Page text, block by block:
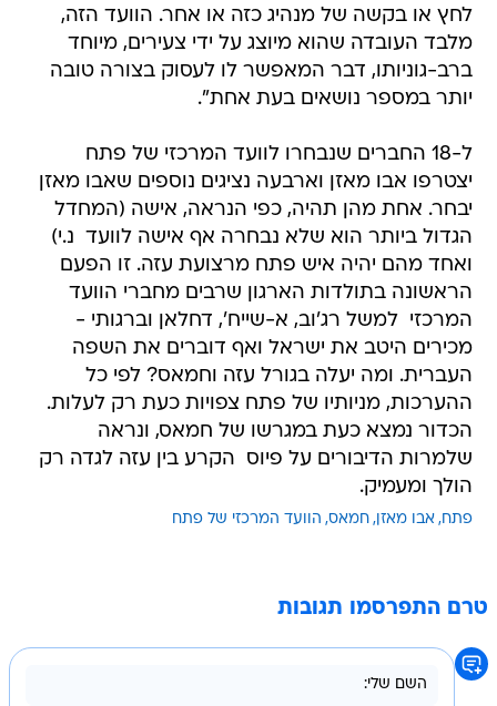
לחץ או בקשה של מנהיג כזה או אחר. הוועד הזה,
מלבד העובדה שהוא מיוצג על ידי צעירים, מיוחד
ברב-גוניותו, דבר המאפשר לו לעסוק בצורה טובה
יותר במספר נושאים בעת אחת".
ל-18 החברים שנבחרו לוועד המרכזי של פתח
יצטרפו אבו מאזן וארבעה נציגים נוספים שאבו מאזן
יבחר. אחת מהן תהיה, כפי הנראה, אישה (המחדל
הגדול ביותר הוא שלא נבחרה אף אישה לוועד  נ.י)
ואחד מהם יהיה איש פתח מרצועת עזה. זו הפעם
הראשונה בתולדות הארגון שרבים מחברי הוועד
המרכזי  למשל רג'וב, א-שייח', דחלאן וברגותי -
מכירים היטב את ישראל ואף דוברים את השפה
העברית. ומה יעלה בגורל עזה וחמאס? לפי כל
ההערכות, מניותיו של פתח צפויות כעת רק לעלות.
הכדור נמצא כעת במגרשו של חמאס, ונראה
שלמרות הדיבורים על פיוס  הקרע בין עזה לגדה רק
הולך ומעמיק.
פתח אבו מאזן חמאס הוועד המרכזי של פתח
טרם התפרסמו תגובות